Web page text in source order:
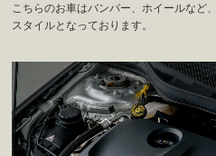
こちらのお車はバンパー、ホイールなど
スタイルとなっております。